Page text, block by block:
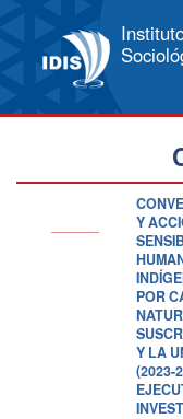
Y
POR
Y LA
(2023-